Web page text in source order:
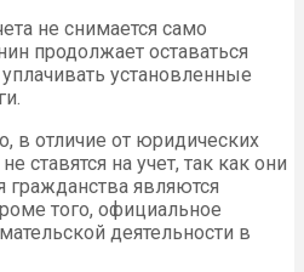
не снимается само
продолжает оставаться
установленные
в отличие от юридических
ставятся на учет, так как они
являются
того, официальное
деятельности в